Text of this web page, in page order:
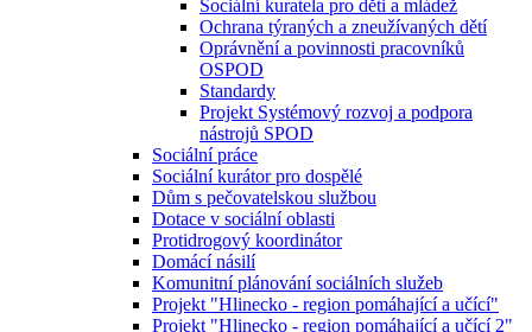
Sociální kuratela pro děti a mládež
Ochrana týraných a zneužívaných dětí
Oprávnění a povinnosti pracovníků
OSPOD
Standardy
Projekt Systémový rozvoj a podpora
nástrojů SPOD
Sociální práce
Sociální kurátor pro dospělé
Dům s pečovatelskou službou
Dotace v sociální oblasti
Protidrogový koordinátor
Domácí násilí
Komunitní plánování sociálních služeb
Projekt "Hlinecko - region pomáhající a učící"
Projekt "Hlinecko - region pomáhající a učící 2"